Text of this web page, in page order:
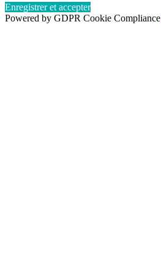
Enregistrer et accepter
Powered by GDPR Cookie Compliance